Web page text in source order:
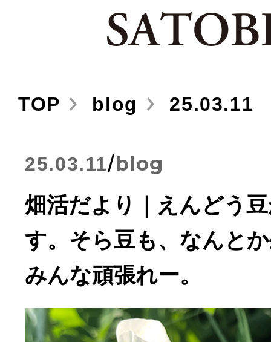
TOP blog 25.03.11
25.03.11/blog
畑活だより｜えんどう
す。そら豆も、なんと
みんな頑張れー。